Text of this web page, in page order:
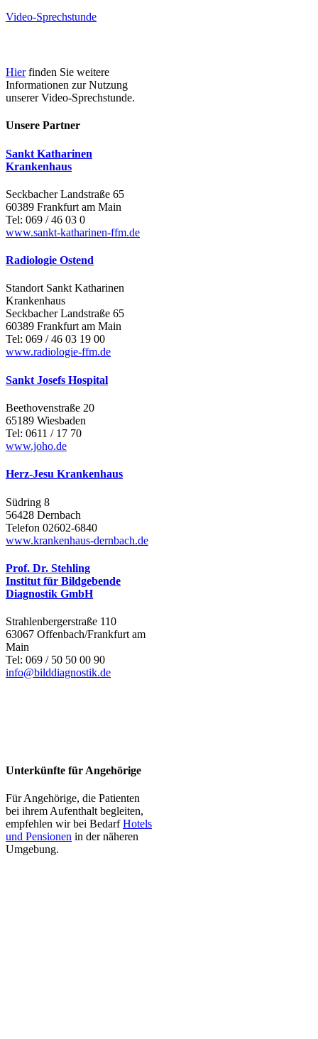
Video-Sprechstunde
Hierfinden Sie weitere
Informationen zur Nutzung
unserer Video-Sprechstunde.
Unsere Partner
Sankt Katharinen
Krankenhaus
Seckbacher Landstraße 65
60389 Frankfurt am Main
Tel: 069 / 46 03 0
www.sankt-katharinen-ffm.de
Radiologie Ostend
Standort Sankt Katharinen
Krankenhaus
Seckbacher Landstraße 65
60389 Frankfurt am Main
Tel: 069 / 46 03 19 00
www.radiologie-ffm.de
Sankt Josefs Hospital
Beethovenstraße 20
65189 Wiesbaden
Tel: 0611 / 17 70
www.joho.de
Herz-Jesu Krankenhaus
Südring 8
56428 Dernbach
Telefon 02602-6840
www.krankenhaus-dernbach.de
Prof. Dr. Stehling
Institut für Bildgebende
Diagnostik GmbH
Strahlenbergerstraße 110
63067 Offenbach/Frankfurt am
Main
Tel: 069 / 50 50 00 90
info@bilddiagnostik.de
Unterkünfte für Angehörige
Für Angehörige, die Patienten
bei ihrem Aufenthalt begleiten,
empfehlen wir bei BedarfHotels
und Pensionen in der näheren
Umgebung.